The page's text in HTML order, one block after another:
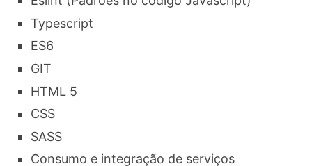
Typescript
ES6
GIT
HTML 5
CSS
SASS
Consumo e integração de serviços